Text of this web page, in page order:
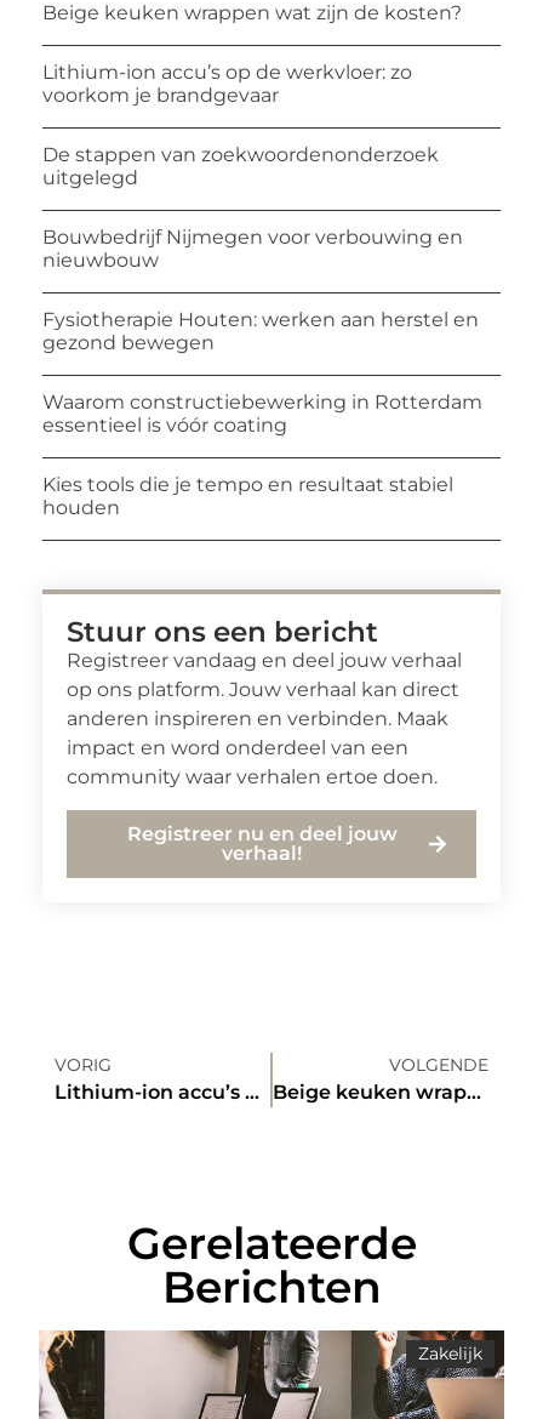
Beige keuken wrappen wat zijn de kosten?
Lithium-ion accu’s op de werkvloer: zo
voorkom je brandgevaar
De stappen van zoekwoordenonderzoek
uitgelegd
Bouwbedrijf Nijmegen voor verbouwing en
nieuwbouw
Fysiotherapie Houten: werken aan herstel en
gezond bewegen
Waarom constructiebewerking in Rotterdam
essentieel is vóór coating
Kies tools die je tempo en resultaat stabiel
houden
Stuur ons een bericht
Registreer vandaag en deel jouw verhaal
op ons platform. Jouw verhaal kan direct
anderen inspireren en verbinden. Maak
impact en word onderdeel van een
community waar verhalen ertoe doen.
Registreer nu en deel jouw
verhaal!
VORIG
Lithium-ion accu’s op de werkvloer: zo voorkom je brandgevaar
VOLGENDE
Beige keuken wrappen wat zijn de kosten?
Gerelateerde
Berichten
Zakelijk